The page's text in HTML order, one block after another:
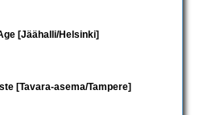
[Jäähalli/Helsinki]
[Tavara-asema/Tampere]